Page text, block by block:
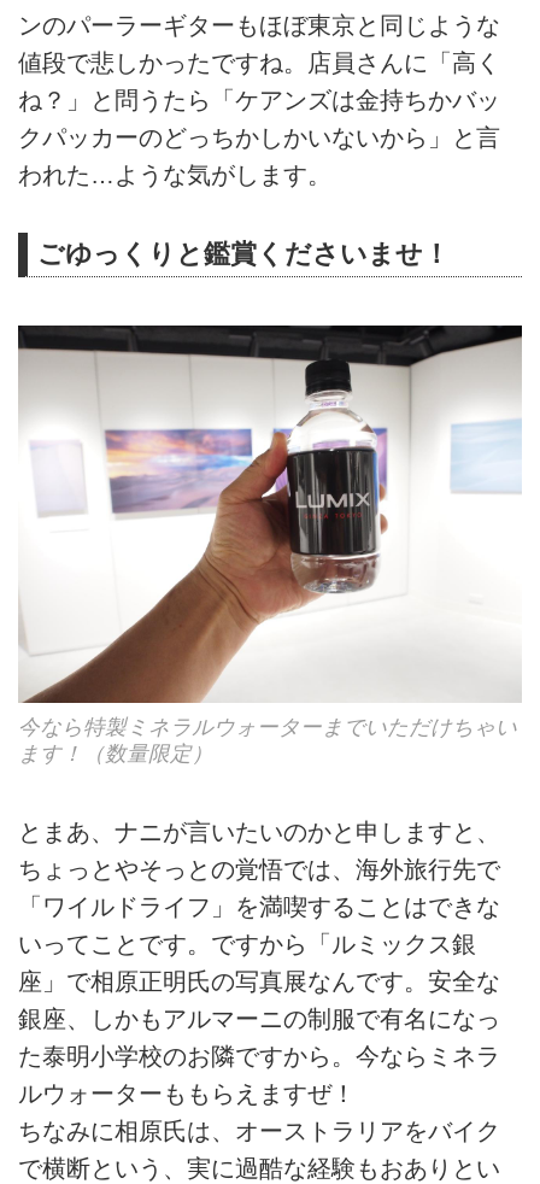
ンのパーラーギターもほぼ東京と同じような
値段で悲しかったですね。店員さんに「高く
ね？」と問うたら「ケアンズは金持ちかバッ
クパッカーのどっちかしかいないから」と言
われた…ような気がします。
ごゆっくりと鑑賞くださいませ！
今なら特製ミネラルウォーターまでいただけちゃい
ます！（数量限定）
とまあ、ナニが言いたいのかと申しますと、
ちょっとやそっとの覚悟では、海外旅行先で
「ワイルドライフ」を満喫することはできな
いってことです。ですから「ルミックス銀
座」で相原正明氏の写真展なんです。安全な
銀座、しかもアルマーニの制服で有名になっ
た泰明小学校のお隣ですから。今ならミネラ
ルウォーターももらえますぜ！
ちなみに相原氏は、オーストラリアをバイク
で横断という、実に過酷な経験もおありとい